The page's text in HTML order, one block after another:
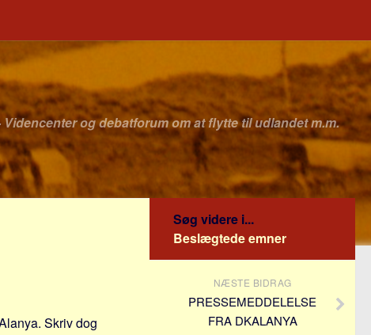
Videncenter og debatforum om at flytte til udlandet m.m.
Skriv dog
Søg videre i...
Beslægtede emner
NÆSTE BIDRAG
PRESSEMEDDELELSE
FRA DKALANYA